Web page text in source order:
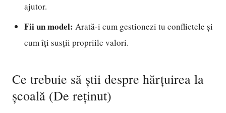
ajutor.
Fii un model: Arată-i cum gestionezi tu conflictele și
cum îți susții propriile valori.
Ce trebuie să știi despre hărțuirea la
școală (De reținut)